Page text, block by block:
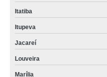
Itatiba
Itupeva
Jacareí
Louveira
Marília